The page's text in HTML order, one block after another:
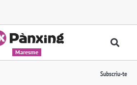
Maresme
Subscriu-te